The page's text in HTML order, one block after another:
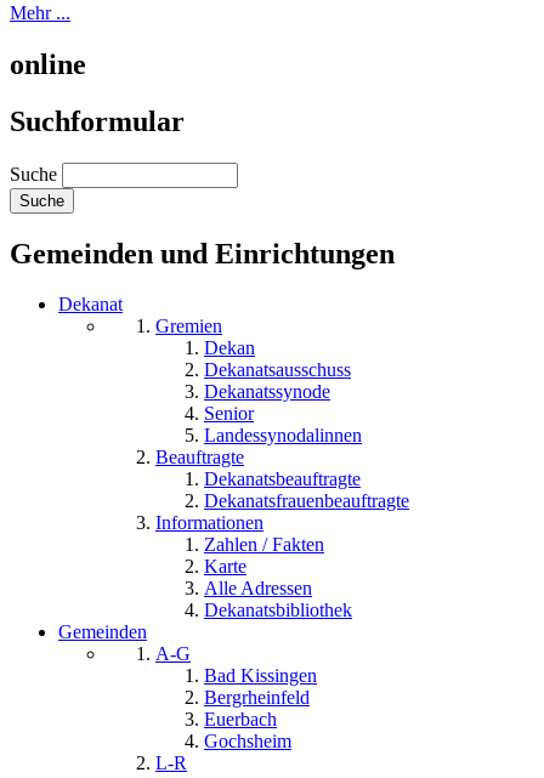
Mehr ...
online
Suchformular
Suche
Gemeinden und Einrichtungen
Dekanat
Gremien
Dekan
Dekanatsausschuss
Dekanatssynode
Senior
Landessynodalinnen
Beauftragte
Dekanatsbeauftragte
Dekanatsfrauenbeauftragte
Informationen
Zahlen / Fakten
Karte
Alle Adressen
Dekanatsbibliothek
Gemeinden
A-G
Bad Kissingen
Bergrheinfeld
Euerbach
Gochsheim
L-R